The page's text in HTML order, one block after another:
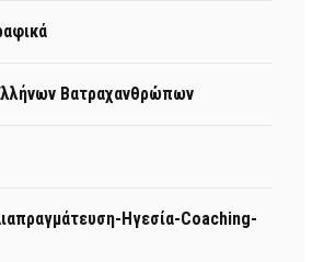
Βατραχανθρώπων
Ηγεσία-Coaching-